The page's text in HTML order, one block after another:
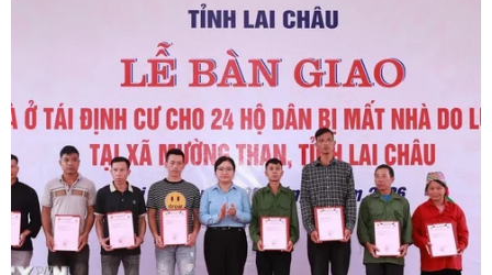
Trò chơi đi cầu khỉ được người dân các làng biển trên địa bàn
xã Diễn Bích, huyện Diễn Châu, tỉnh Nghệ An, tổ chức. (Ảnh:
Xuân Tiến/TTXVN)